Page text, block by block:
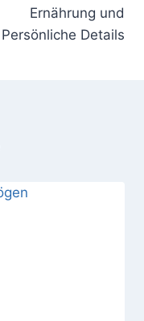
Ernährung und
Persönliche Details